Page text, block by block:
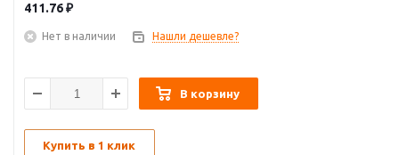
411.76₽
Нет в наличии Нашли дешевле?
В корзину
Купить в 1 клик